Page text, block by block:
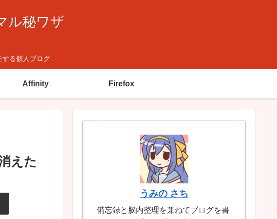
ル秘ワザ
する個人ブログ
Affinity Firefox
えた
うみの さち
備忘録と脳内整理を兼ねてブログを書